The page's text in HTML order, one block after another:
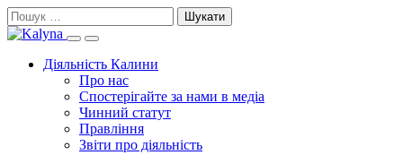
Skip
to
content
Пошук:
Search
this
site
Primary
Menu
Діяльність Калини
Про нас
Спостерігайте за нами в медіа
Чинний статут
Правління
Звіти про діяльність